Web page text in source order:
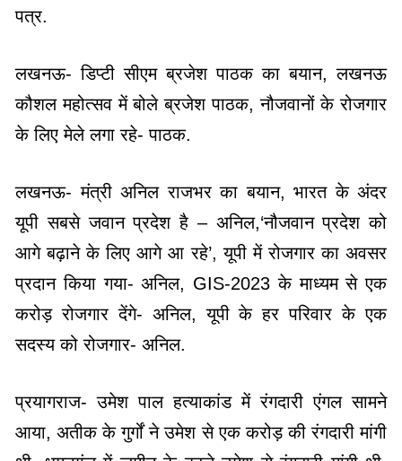
पत्र.
लखनऊ- डिप्टी सीएम ब्रजेश पाठक का बयान, लखनऊ
कौशल महोत्सव में बोले ब्रजेश पाठक, नौजवानों के रोजगार
के लिए मेले लगा रहे- पाठक.
लखनऊ- मंत्री अनिल राजभर का बयान, भारत के अंदर
यूपी सबसे जवान प्रदेश है – अनिल,‘नौजवान प्रदेश को
आगे बढ़ाने के लिए आगे आ रहे’, यूपी में रोजगार का अवसर
प्रदान किया गया- अनिल, GIS-2023 के माध्यम से एक
करोड़ रोजगार देंगे- अनिल, यूपी के हर परिवार के एक
सदस्य को रोजगार- अनिल.
प्रयागराज- उमेश पाल हत्याकांड में रंगदारी एंगल सामने
आया, अतीक के गुर्गों ने उमेश से एक करोड़ की रंगदारी मांगी